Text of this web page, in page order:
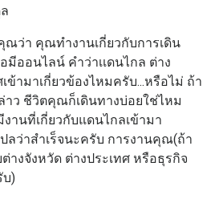
ณว่า คุณทำงานเกี่ยวกับการเดิน
มีออนไลน์ คำว่าเเดนไกล ต่าง
ข้ามาเกี่ยวข้องไหมครับ...หรือไม่ ถ้า
ว ชีวิตคุณก็เดินทางบ่อยใช่ไหม
านที่เกี่ยวกับแดนไกลเข้ามา
ปลว่าสำเร็จนะครับ การงานคุณ(ถ้า
างจังหวัด ต่างประเทศ หรือธุรกิจ
บ)